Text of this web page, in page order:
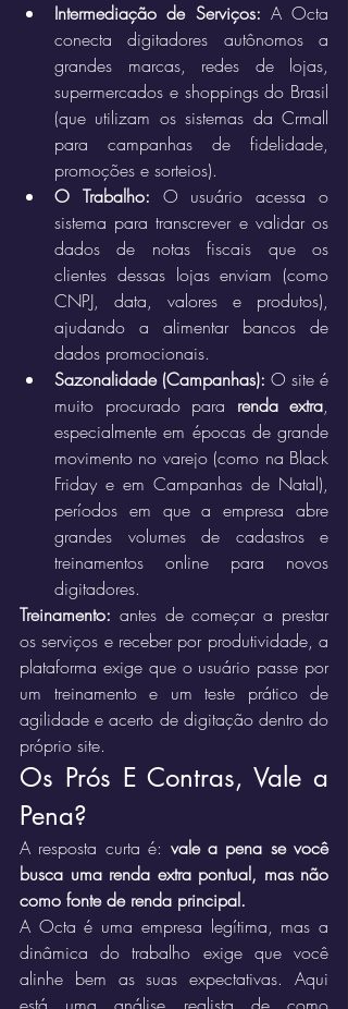
Intermediação de Serviços: A Octa
conecta digitadores autônomos a
grandes marcas, redes de lojas,
supermercados e shoppings do Brasil
(que utilizam os sistemas da Crmall
para campanhas de fidelidade,
promoções e sorteios).
O Trabalho: O usuário acessa o
sistema para transcrever e validar os
dados de notas fiscais que os
clientes dessas lojas enviam (como
CNPJ, data, valores e produtos),
ajudando a alimentar bancos de
dados promocionais.
Sazonalidade (Campanhas): O site é
muito procurado para renda extra,
especialmente em épocas de grande
movimento no varejo (como na Black
Friday e em Campanhas de Natal),
períodos em que a empresa abre
grandes volumes de cadastros e
treinamentos online para novos
digitadores.
Treinamento: antes de começar a prestar
os serviços e receber por produtividade, a
plataforma exige que o usuário passe por
um treinamento e um teste prático de
agilidade e acerto de digitação dentro do
próprio site.
Os Prós E Contras, Vale a
Pena?
A resposta curta é: vale a pena se você
busca uma renda extra pontual, mas não
como fonte de renda principal.
A Octa é uma empresa legítima, mas a
dinâmica do trabalho exige que você
alinhe bem as suas expectativas. Aqui